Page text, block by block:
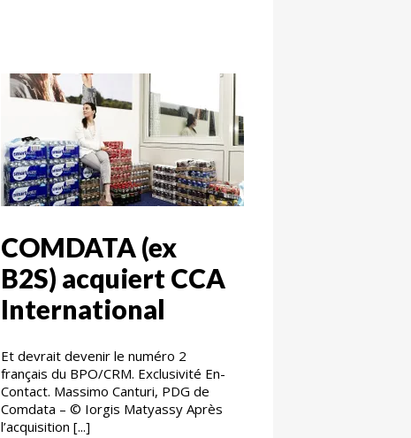
COMDATA (ex
B2S) acquiert CCA
International
Et devrait devenir le numéro 2
français du BPO/CRM. Exclusivité En-
Contact. Massimo Canturi, PDG de
Comdata – © Iorgis Matyassy Après
l’acquisition [...]